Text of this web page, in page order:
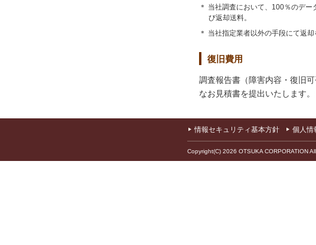
＊ 当社調査において、100％のデ
び返却送料。
＊ 当社指定業者以外の手段にて返
復旧費用
調査報告書（障害内容・復旧
なお見積書を提出いたします
情報セキュリティ基本方針 個人情
Copyright(C) 2026 OTSUKA CORPORATION